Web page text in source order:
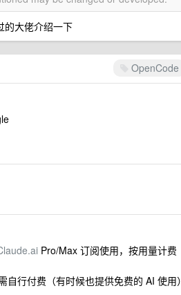
的大佬介绍一下
OpenCode
Pro/Max 订阅使用，按用量计费
行付费（有时候也提供免费的 AI 使用）